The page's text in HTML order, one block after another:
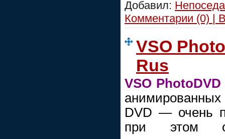
Добавил: Непоседа
Комментарии (0) |
VSO
Rus
VSO PhotoDVD
DVD — очень
при этом